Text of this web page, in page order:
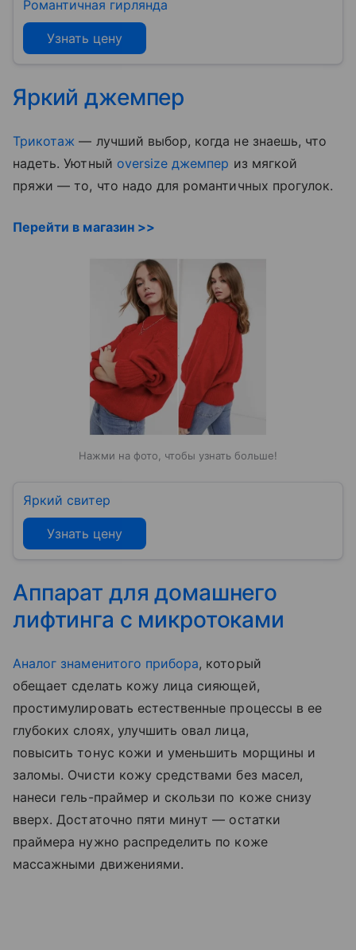
Романтичная гирлянда
Узнать цену
Яркий джемпер
Трикотаж — лучший выбор, когда не знаешь, что
надеть. Уютный oversize джемпер из мягкой
пряжи — то, что надо для романтичных прогулок.
Перейти в магазин >>
Нажми на фото, чтобы узнать больше!
Яркий свитер
Узнать цену
Аппарат для домашнего
лифтинга с микротоками
Аналог знаменитого прибора, который
обещает сделать кожу лица сияющей,
простимулировать естественные процессы в ее
глубоких слоях, улучшить овал лица,
повысить тонус кожи и уменьшить морщины и
заломы. Очисти кожу средствами без масел,
нанеси гель-праймер и скользи по коже снизу
вверх. Достаточно пяти минут — остатки
праймера нужно распределить по коже
массажными движениями.